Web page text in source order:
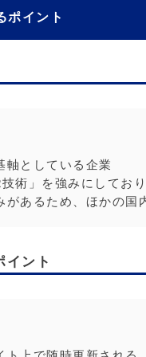
ポイント
軸としている企業
技術」を強みにしてお
があるため、ほかの国
イント